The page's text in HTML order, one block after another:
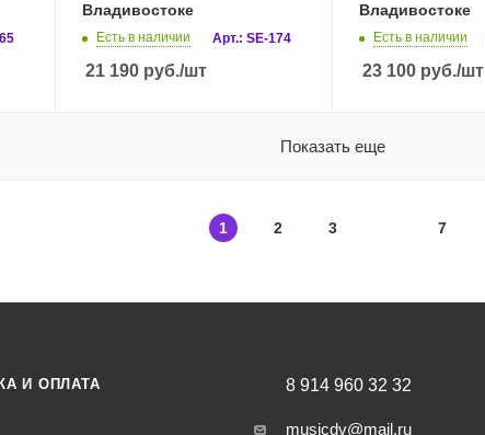
Владивостоке
Есть в наличии Арт.: SE-174
21 190 руб./шт
Владивостоке
Есть в наличии
23 100 руб./шт
Показать еще
1 2 3 7
И ОПЛАТА 8 914 960 32 32
musicdv@mail.ru